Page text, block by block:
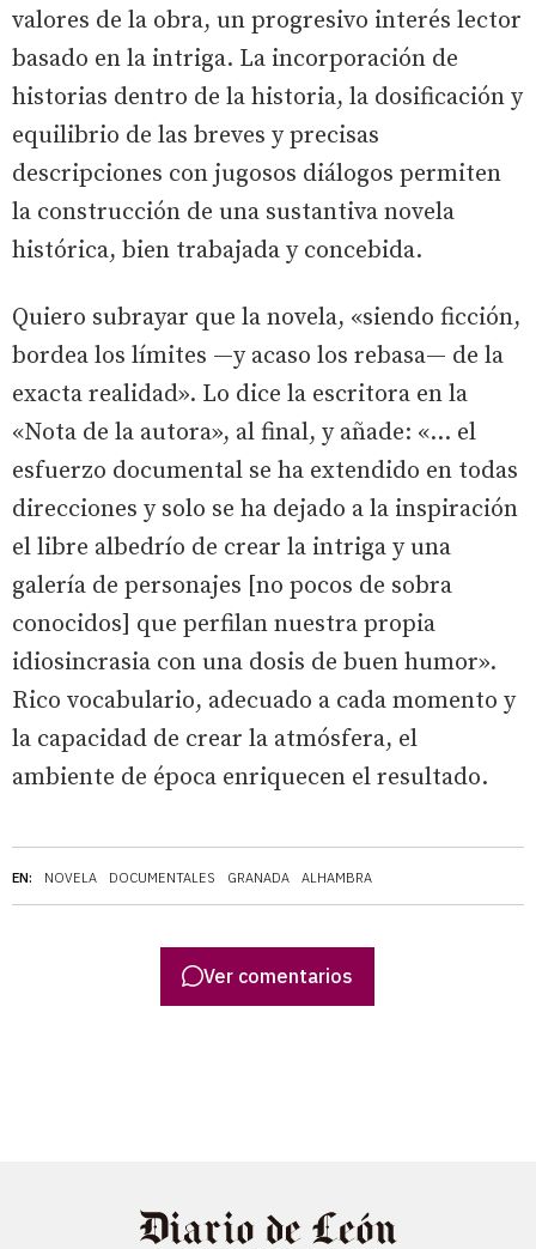
EN: NOVELA DOCUMENTALES GRANADA ALHAMBRA
valores de la obra, un progresivo interés lector
basado en la intriga. La incorporación de
historias dentro de la historia, la dosificación y
equilibrio de las breves y precisas
descripciones con jugosos diálogos permiten
la construcción de una sustantiva novela
histórica, bien trabajada y concebida.
Quiero subrayar que la novela, «siendo ficción,
bordea los límites —y acaso los rebasa— de la
exacta realidad». Lo dice la escritora en la
«Nota de la autora», al final, y añade: «… el
esfuerzo documental se ha extendido en todas
direcciones y solo se ha dejado a la inspiración
el libre albedrío de crear la intriga y una
galería de personajes [no pocos de sobra
conocidos] que perfilan nuestra propia
idiosincrasia con una dosis de buen humor».
Rico vocabulario, adecuado a cada momento y
la capacidad de crear la atmósfera, el
ambiente de época enriquecen el resultado.
Ver comentarios